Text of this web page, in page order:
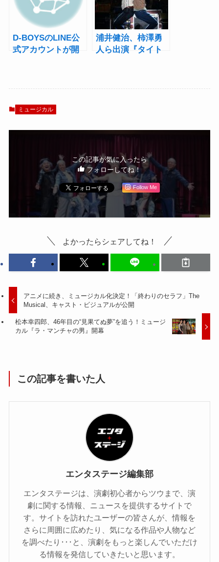
D-BOYSのLINE公
式アカウントが開
浦井健治、柿澤勇
人ら出演『タイト
ミュージカル
この記事が気に入ったら
フォローしてね！
Follow Me
よかったらシェアしてね！
アニメに続き、ミュージカル化決定！「終わりのセラフ」The
Musical、キャスト・ビジュアルが公開
松本幸四郎、46年目の“見果てぬ夢”を追う！ミュージ
カル『ラ・マンチャの男』開幕
この記事を書いた人
エンタステージ編集部
エンタステージは、演劇初心者からツウまで、演
劇に関する情報、ニュースを提供するサイトで
す。サイトを訪れたユーザーの皆さんが、情報を
さらに周囲に広めたり、気になる作品や人物など
を調べたり･･･と、演劇をもっと楽しんでいただけ
る情報を発信していきたいと思います。